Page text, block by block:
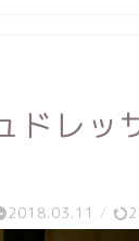
ドレッ
2018.03.11 /